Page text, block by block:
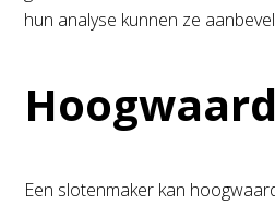
hun analyse kunnen ze
Een slotenmaker kan